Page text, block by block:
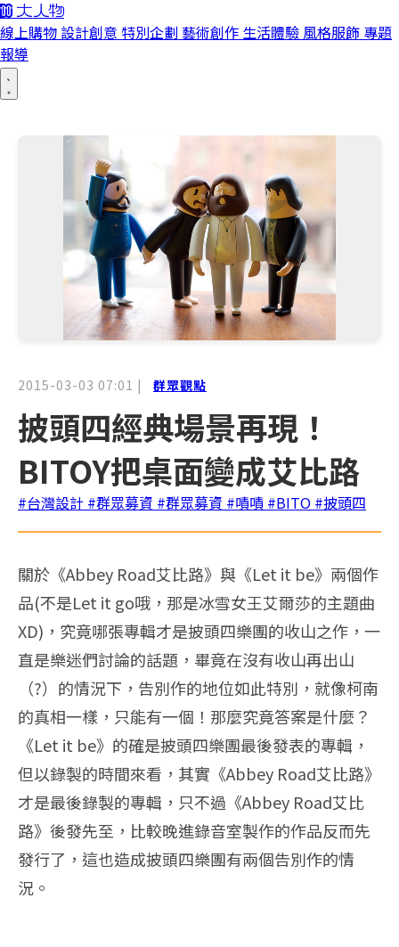
線上購物 設計創意 特別企劃 藝術創作 生活體驗 風格服飾 專題
報導
2015-03-03 07:01 | 群眾觀點
披頭四經典場景再現！
BITOY把桌面變成艾比路
#台灣設計 #群眾募資 #群眾募資 #嘖嘖 #BITO #披頭四
關於《Abbey Road艾比路》與《Let it be》兩個作
品(不是Let it go哦，那是冰雪女王艾爾莎的主題曲
XD)，究竟哪張專輯才是披頭四樂團的收山之作，一
直是樂迷們討論的話題，畢竟在沒有收山再出山
（?）的情況下，告別作的地位如此特別，就像柯南
的真相一樣，只能有一個！那麼究竟答案是什麼？
《Let it be》的確是披頭四樂團最後發表的專輯，
但以錄製的時間來看，其實《Abbey Road艾比路》
才是最後錄製的專輯，只不過《Abbey Road艾比
路》後發先至，比較晚進錄音室製作的作品反而先
發行了，這也造成披頭四樂團有兩個告別作的情
況。